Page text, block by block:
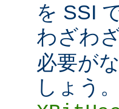
を SSI
わざわ
必要が
しょう